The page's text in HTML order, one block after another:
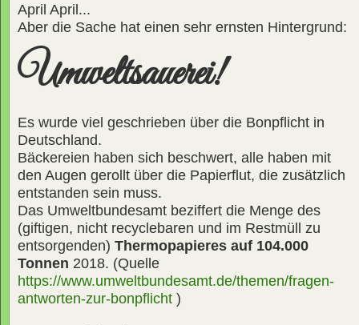
April April...
Aber die Sache hat einen sehr ernsten Hintergrund:
Umweltsauerei!
Es wurde viel geschrieben über die Bonpflicht in
Deutschland.
Bäckereien haben sich beschwert, alle haben mit
den Augen gerollt über die Papierflut, die zusätzlich
entstanden sein muss.
Das Umweltbundesamt beziffert die Menge des
(giftigen, nicht recyclebaren und im Restmüll zu
entsorgenden) Thermopapieres auf 104.000
Tonnen 2018. (Quelle
https://www.umweltbundesamt.de/themen/fragen-
antworten-zur-bonpflicht )